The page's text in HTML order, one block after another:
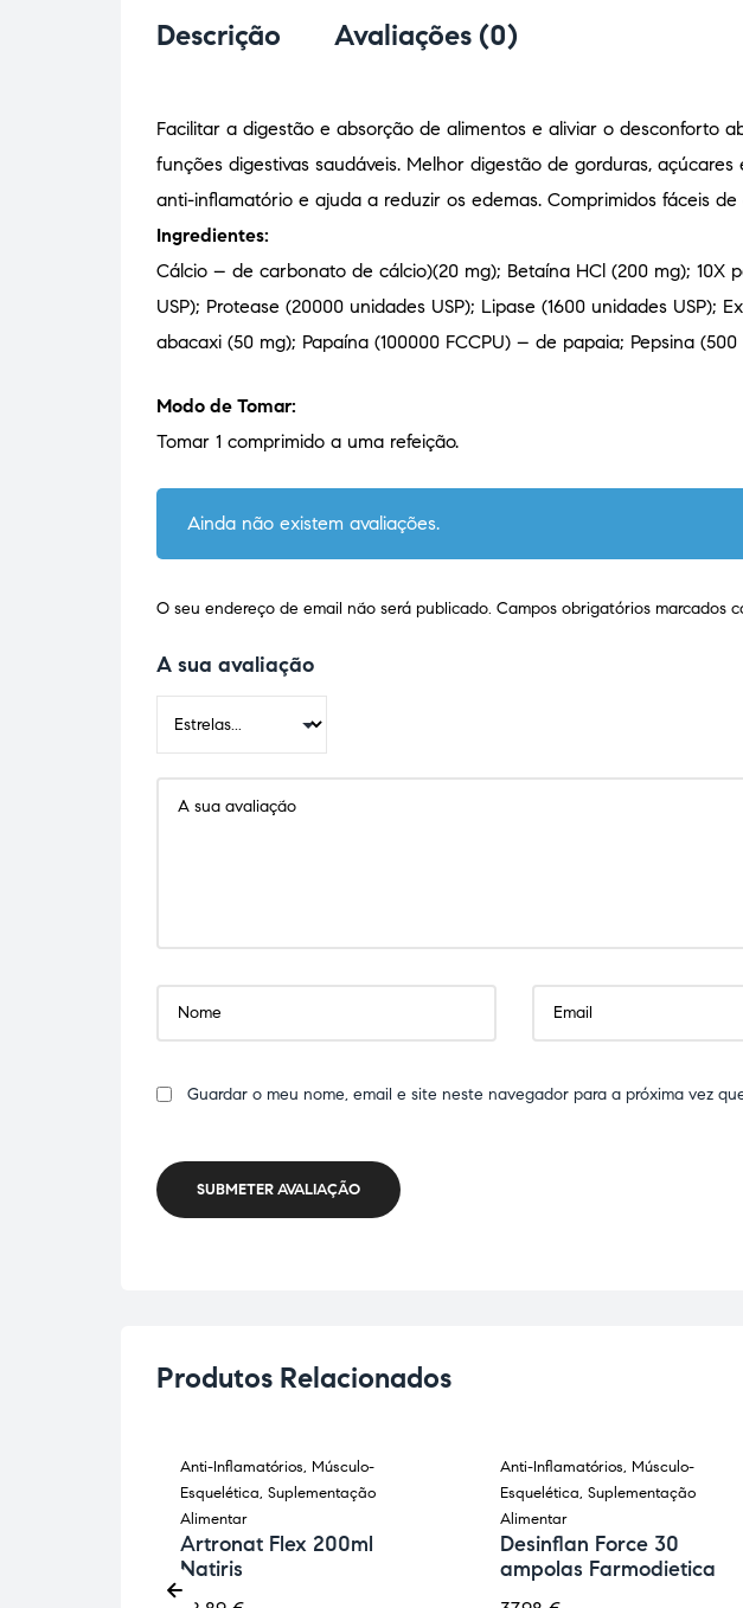
Descrição Avaliações (0)
Facilitar a digestão e absorção de alimentos e aliviar o desconforto
funções digestivas saudáveis. Melhor digestão de gorduras,
anti-inflamatório e ajuda a reduzir os edemas. Comprimidos fáceis de
Ingredientes:
Cálcio – de carbonato de cálcio)(20 mg); Betaína HCl (200 mg); 10X
USP); Protease (20000 unidades USP); Lipase (1600 unidades USP);
abacaxi (50 mg); Papaína (100000 FCCPU) – de papaia; Pepsina
Modo de Tomar:
Tomar 1 comprimido a uma refeição.
Ainda não existem avaliações.
O seu endereço de email não será publicado. Campos obrigatórios marcados
A sua avaliação
Guardar o meu nome, email e site neste navegador para a próxima vez
SUBMETER AVALIAÇÃO
Produtos Relacionados
Anti-Inflamatórios, Músculo-
Esquelética, Suplementação
Alimentar
Artronat Flex 200ml
Natiris
Anti-Inflamatórios, Músculo-
Esquelética, Suplementação
Alimentar
Desinflan Force 30
ampolas Farmodietica